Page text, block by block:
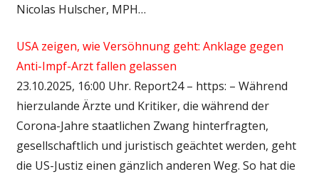
Nicolas Hulscher, MPH…
USA zeigen, wie Versöhnung geht: Anklage gegen
Anti-Impf-Arzt fallen gelassen
23.10.2025, 16:00 Uhr. Report24 – https: – Während
hierzulande Ärzte und Kritiker, die während der
Corona-Jahre staatlichen Zwang hinterfragten,
gesellschaftlich und juristisch geächtet werden, geht
die US-Justiz einen gänzlich anderen Weg. So hat die